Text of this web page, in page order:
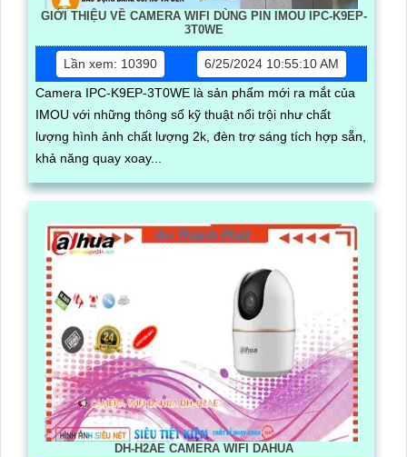
GIỚI THIỆU VỀ CAMERA WIFI DÙNG PIN IMOU IPC-K9EP-
3T0WE
Lần xem: 10390
6/25/2024 10:55:10 AM
Camera IPC-K9EP-3T0WE là sản phẩm mới ra mắt của
IMOU với những thông số kỹ thuật nổi trội như chất
lượng hình ảnh chất lượng 2k, đèn trợ sáng tích hợp sẵn,
khả năng quay xoay...
DH-H2AE CAMERA WIFI DAHUA